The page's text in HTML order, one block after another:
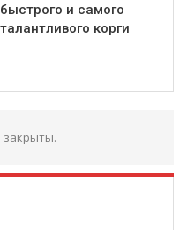
быстрого и самого
талантливого корги